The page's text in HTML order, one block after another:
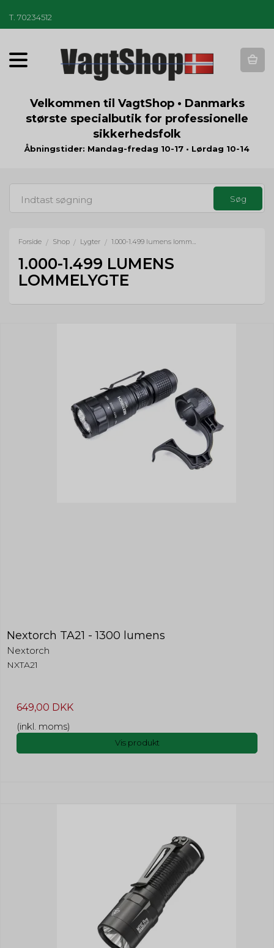
T 70234512
T
o
g
a
t
o
Velkommen til VagtShop • Danmarks
største specialbutik for professionelle
sikkerhedsfolk
Åbningstider: Mandag-fredag 10-17 • Lørdag 10-14
Forside / Shop / Lygter / 1.000-1.499 lumens lommelygte
1.000-1.499 LUMENS
LOMMELYGTE
Nextorch TA21 - 1300 lumens
Nextorch
NXTA21
649,00 DKK
(inkl. moms)
Vis produkt